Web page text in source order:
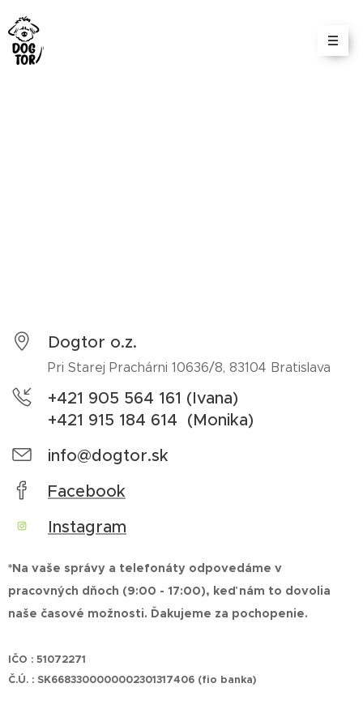
Dogtor o.z.
Pri Starej Prachárni 10636/8, 83104 Bratislava
+421 905 564 161 (Ivana)
+421 915 184 614 (Monika)
info@dogtor.sk
Facebook
Instagram
*Na vaše správy a telefonáty odpovedáme v
pracovných dňoch (9:00 - 17:00), keď nám to dovolia
naše časové možnosti. Ďakujeme za pochopenie.
IČO : 51072271
Č.Ú. : SK6683300000002301317406 (fio banka)